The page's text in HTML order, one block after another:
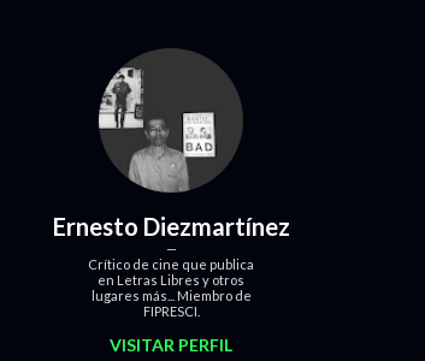
Ernesto Diezmartínez
Crítico de cine que publica
en Letras Libres y otros
lugares más... Miembro de
FIPRESCI.
VISITAR PERFIL